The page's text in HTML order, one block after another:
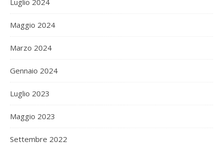
Luglio 2024
Maggio 2024
Marzo 2024
Gennaio 2024
Luglio 2023
Maggio 2023
Settembre 2022